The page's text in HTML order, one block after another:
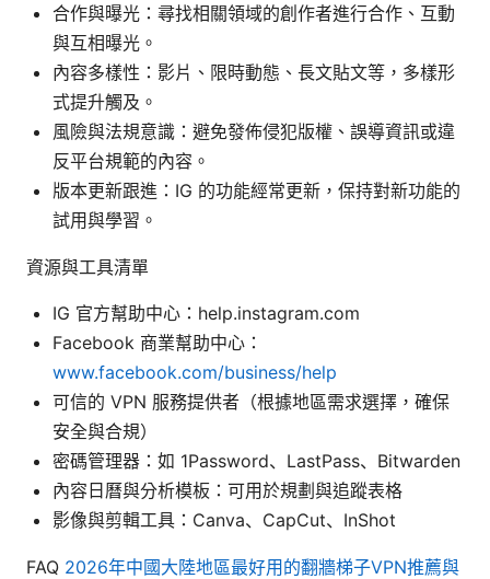
合作與曝光：尋找相關領域的創作者進行合作、互動
與互相曝光。
內容多樣性：影片、限時動態、長文貼文等，多樣形
式提升觸及。
風險與法規意識：避免發佈侵犯版權、誤導資訊或違
反平台規範的內容。
版本更新跟進：IG 的功能經常更新，保持對新功能的
試用與學習。
資源與工具清單
IG 官方幫助中心：help.instagram.com
Facebook 商業幫助中心：
www.facebook.com/business/help
可信的 VPN 服務提供者（根據地區需求選擇，確保
安全與合規）
密碼管理器：如 1Password、LastPass、Bitwarden
內容日曆與分析模板：可用於規劃與追蹤表格
影像與剪輯工具：Canva、CapCut、InShot
FAQ 2026年中國大陸地區最好用的翻牆梯子VPN推薦與